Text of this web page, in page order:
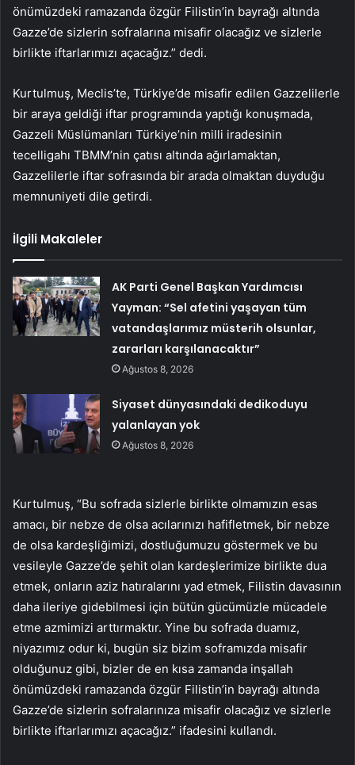
önümüzdeki ramazanda özgür Filistin’in bayrağı altında
Gazze’de sizlerin sofralarına misafir olacağız ve sizlerle
birlikte iftarlarımızı açacağız.” dedi.
Kurtulmuş, Meclis’te, Türkiye’de misafir edilen Gazzelilerle
bir araya geldiği iftar programında yaptığı konuşmada,
Gazzeli Müslümanları Türkiye’nin milli iradesinin
tecelligahı TBMM’nin çatısı altında ağırlamaktan,
Gazzelilerle iftar sofrasında bir arada olmaktan duyduğu
memnuniyeti dile getirdi.
İlgili Makaleler
AK Parti Genel Başkan Yardımcısı
Yayman: “Sel afetini yaşayan tüm
vatandaşlarımız müsterih olsunlar,
zararları karşılanacaktır”
Ağustos 8, 2026
Siyaset dünyasındaki dedikoduyu
yalanlayan yok
Ağustos 8, 2026
Kurtulmuş, “Bu sofrada sizlerle birlikte olmamızın esas
amacı, bir nebze de olsa acılarınızı hafifletmek, bir nebze
de olsa kardeşliğimizi, dostluğumuzu göstermek ve bu
vesileyle Gazze’de şehit olan kardeşlerimize birlikte dua
etmek, onların aziz hatıralarını yad etmek, Filistin davasının
daha ileriye gidebilmesi için bütün gücümüzle mücadele
etme azmimizi arttırmaktır. Yine bu sofrada duamız,
niyazımız odur ki, bugün siz bizim soframızda misafir
olduğunuz gibi, bizler de en kısa zamanda inşallah
önümüzdeki ramazanda özgür Filistin’in bayrağı altında
Gazze’de sizlerin sofralarınıza misafir olacağız ve sizlerle
birlikte iftarlarımızı açacağız.” ifadesini kullandı.